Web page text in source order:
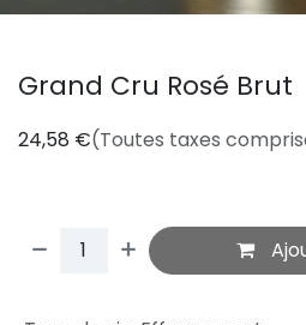
Grand Cru Rosé Brut
24,58 €(Toutes taxes